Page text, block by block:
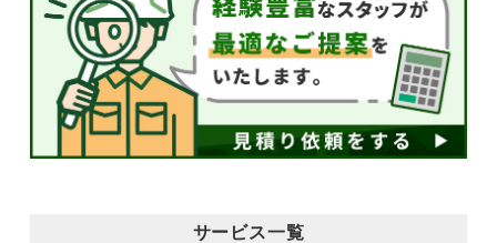
サービス一覧